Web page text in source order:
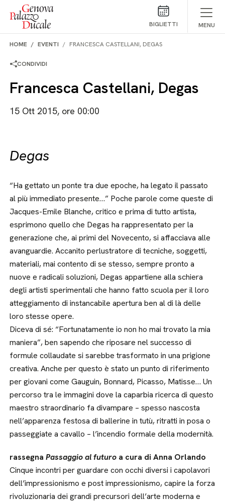
Salta al contenuto
BIGLIETTI MENU
HOME EVENTI FRANCESCA CASTELLANI, DEGAS
CONDIVIDI
Francesca Castellani, Degas
15 Ott 2015, ore 00:00
Degas
“Ha gettato un ponte tra due epoche, ha legato il passato
al più immediato presente…” Poche parole come queste di
Jacques-Emile Blanche, critico e prima di tutto artista,
esprimono quello che Degas ha rappresentato per la
generazione che, ai primi del Novecento, si affacciava alle
avanguardie. Accanito perlustratore di tecniche, soggetti,
materiali, mai contento di se stesso, sempre pronto a
nuove e radicali soluzioni, Degas appartiene alla schiera
degli artisti sperimentali che hanno fatto scuola per il loro
atteggiamento di instancabile apertura ben al di là delle
loro stesse opere.
Diceva di sé: “Fortunatamente io non ho mai trovato la mia
maniera”, ben sapendo che riposare nel successo di
formule collaudate si sarebbe trasformato in una prigione
creativa. Anche per questo è stato un punto di riferimento
per giovani come Gauguin, Bonnard, Picasso, Matisse… Un
percorso tra le immagini dove la caparbia ricerca di questo
maestro straordinario fa divampare – spesso nascosta
nell’apparenza festosa di ballerine in tutù, ritratti in posa o
passeggiate a cavallo – l’incendio formale della modernità.
rassegnaPassaggio al futuro a cura di Anna Orlando
Cinque incontri per guardare con occhi diversi i capolavori
dell’impressionismo e post impressionismo, capire la forza
rivoluzionaria dei grandi precursori dell’arte moderna e